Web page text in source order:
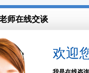
更多课程